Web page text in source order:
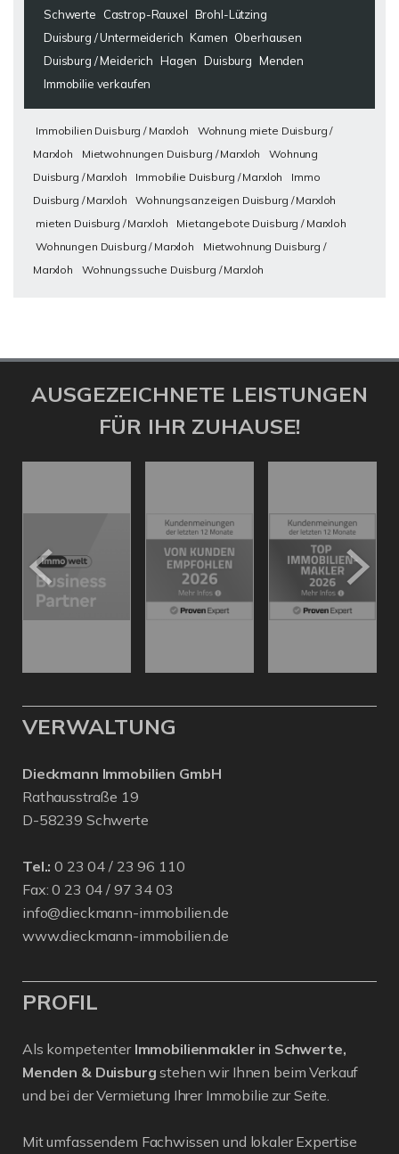
Schwerte
Castrop-Rauxel Brohl-Lützing
Duisburg / Untermeiderich Kamen Oberhausen
Duisburg / Meiderich Hagen Duisburg Menden
Immobilie verkaufen
Immobilien Duisburg / Marxloh
Wohnung miete Duisburg /
Marxloh
Mietwohnungen Duisburg / Marxloh
Wohnung
Duisburg / Marxloh
Immobilie Duisburg / Marxloh
Immo
Duisburg / Marxloh
Wohnungsanzeigen Duisburg / Marxloh
mieten Duisburg / Marxloh
Mietangebote Duisburg / Marxloh
Wohnungen Duisburg / Marxloh
Mietwohnung Duisburg /
Marxloh
Wohnungssuche Duisburg / Marxloh
AUSGEZEICHNETE LEISTUNGEN
FÜR IHR ZUHAUSE!
VERWALTUNG
Dieckmann Immobilien GmbH
Rathausstraße 19
D-58239 Schwerte
Tel.: 0 23 04 / 23 96 110
Fax: 0 23 04 / 97 34 03
info@dieckmann-immobilien.de
www.dieckmann-immobilien.de
PROFIL
Als kompetenter Immobilienmakler in Schwerte,
Menden & Duisburg stehen wir Ihnen beim Verkauf
und bei der Vermietung Ihrer Immobilie zur Seite.
Mit umfassendem Fachwissen und lokaler Expertise